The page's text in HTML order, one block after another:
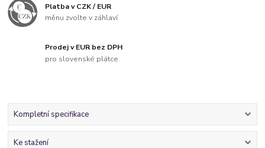
Platba v CZK / EUR
měnu zvolte v záhlaví
Prodej v EUR bez DPH
pro slovenské plátce
Kompletní specifikace
Ke stažení